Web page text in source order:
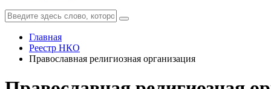
Главная
Реестр НКО
Православная религиозная организация